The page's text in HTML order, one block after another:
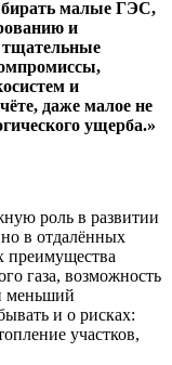
малые ГЭС,
и
тщательные
и
даже малое не
ущерба.»
роль в развитии
в отдалённых
преимущества
газа, возможность
меньший
и о рисках:
участков,